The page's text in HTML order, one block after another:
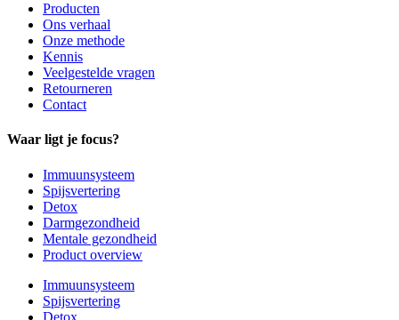
Producten
Ons verhaal
Onze methode
Kennis
Veelgestelde vragen
Retourneren
Contact
Waar ligt je focus?
Immuunsysteem
Spijsvertering
Detox
Darmgezondheid
Mentale gezondheid
Product overview
Immuunsysteem
Spijsvertering
Detox